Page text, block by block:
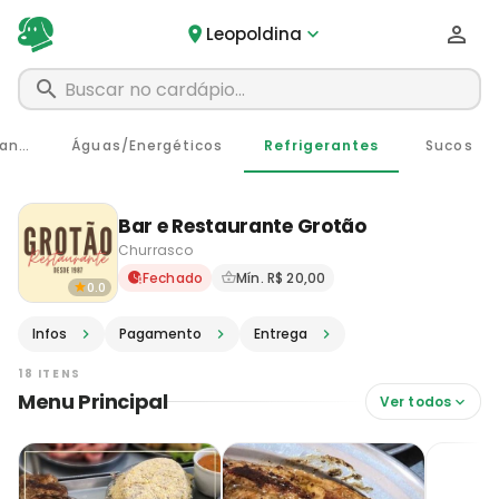
Leopoldina
0.0
Bar e Restaurante Grotão
Churrasco
Delivery em Leopoldina -
Fechado Mín. R$ 20,00
Infos Pagamento Entrega
Mini Porções - Acompanhamentos Águas/Energéticos Refrigerantes Sucos
18 ITENS
Menu Principal Ver todos